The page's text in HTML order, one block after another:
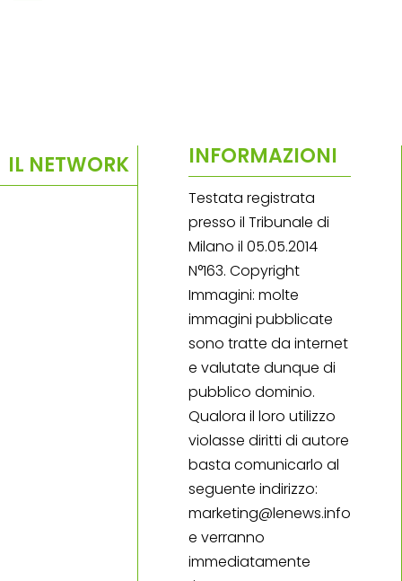
IL NETWORK INFORMAZIONI
Testata registrata
presso il Tribunale di
Milano il 05.05.2014
N°163. Copyright
Immagini: molte
immagini pubblicate
sono tratte da internet
e valutate dunque di
pubblico dominio.
Qualora il loro utilizzo
violasse diritti di autore
basta comunicarlo al
seguente indirizzo:
marketing@lenews.info
e verranno
immediatamente